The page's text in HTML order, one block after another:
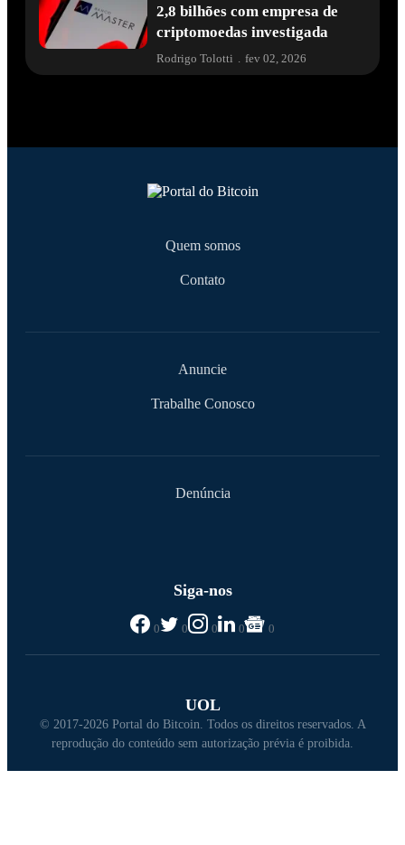
2,8 bilhões com empresa de
criptomoedas investigada
Rodrigo Tolotti fev 02, 2026
Quem somos
Contato
Anuncie
Trabalhe Conosco
Denúncia
Siga-nos
0 0 0 0 0
UOL
© 2017-2026 Portal do Bitcoin. Todos os direitos reservados. A
reprodução do conteúdo sem autorização prévia é proibida.